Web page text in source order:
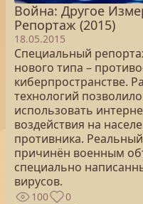
Война: Другое
Репортаж (2015)
18.05.2015
Специальный
нового типа –
киберпространстве.
технологий
использовать
воздействия на
противника.
причинён военным
специально
вирусов.
100 0